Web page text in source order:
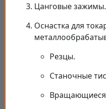
Цанговые зажимы.
Оснастка для
Резцы.
Станочные